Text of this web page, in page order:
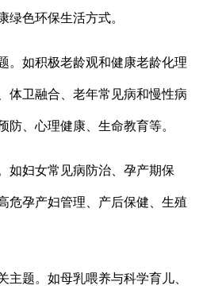
绿色环保生活方式。
。如积极老龄观和健康老龄化理
体卫融合、老年常见病和慢性病
防、心理健康、生命教育等。
如妇女常见病防治、孕产期保
危孕产妇管理、产后保健、生殖
主题。如母乳喂养与科学育儿、